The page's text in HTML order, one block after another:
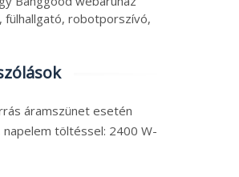
fülhallgató, robotporszívó,
áramszünet esetén
töltéssel: 2400 W-